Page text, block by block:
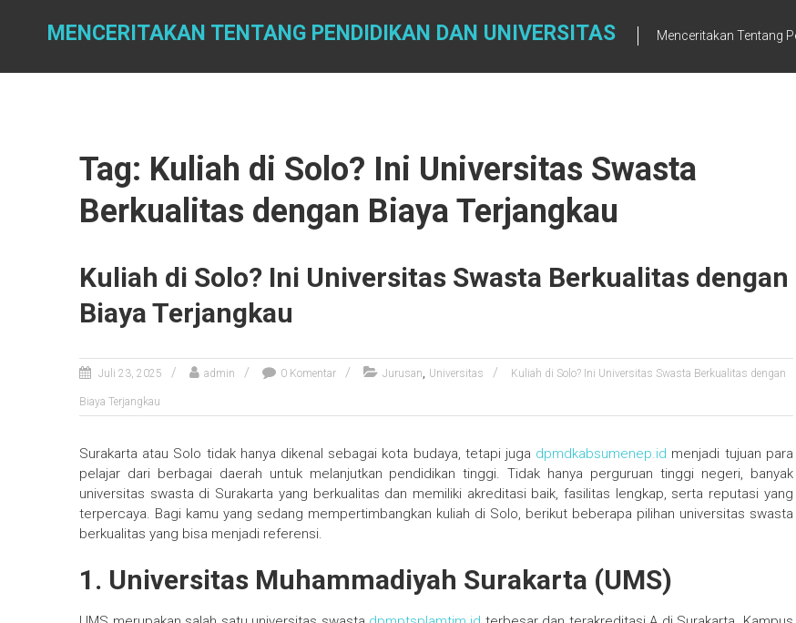
MENCERITAKAN TENTANG PENDIDIKAN DAN UNIVERSITAS Menceritakan Tentang
Tag: Kuliah di Solo? Ini Universitas Swasta
Berkualitas dengan Biaya Terjangkau
Kuliah di Solo? Ini Universitas Swasta Berkualitas dengan
Biaya Terjangkau
Juli 23, 2025 admin 0 Komentar Jurusan, Universitas Kuliah di Solo? Ini Universitas Swasta Berkualitas dengan
Biaya Terjangkau
Surakarta atau Solo tidak hanya dikenal sebagai kota budaya, tetapi juga dpmdkabsumenep.id menjadi tujuan para
pelajar dari berbagai daerah untuk melanjutkan pendidikan tinggi. Tidak hanya perguruan tinggi negeri, banyak
universitas swasta di Surakarta yang berkualitas dan memiliki akreditasi baik, fasilitas lengkap, serta reputasi yang
terpercaya. Bagi kamu yang sedang mempertimbangkan kuliah di Solo, berikut beberapa pilihan universitas swasta
berkualitas yang bisa menjadi referensi.
1. Universitas Muhammadiyah Surakarta (UMS)